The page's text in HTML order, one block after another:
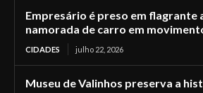
Empresário é preso em flagrante
namorada de carro em
CIDADES julho 22, 2026
Museu de Valinhos preserva a